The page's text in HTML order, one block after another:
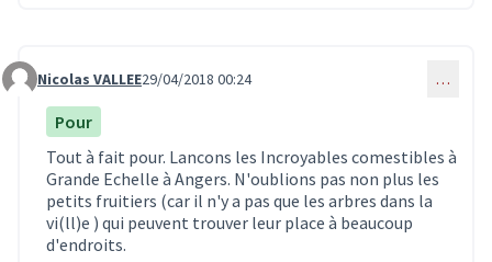
Commentaire 681
Nicolas VALLEE29/04/2018 00:24 …
Pour
Tout à fait pour. Lancons les Incroyables comestibles à
Grande Echelle à Angers. N'oublions pas non plus les
petits fruitiers (car il n'y a pas que les arbres dans la
vi(ll)e ) qui peuvent trouver leur place à beaucoup
d'endroits.